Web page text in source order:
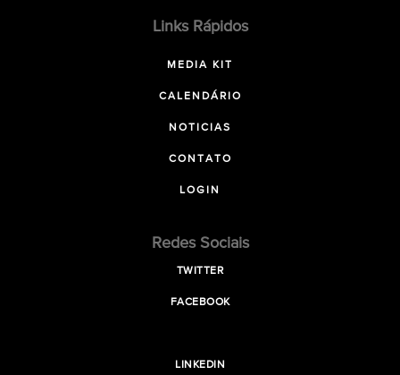
Links Rápidos
MEDIA KIT
CALENDÁRIO
NOTICIAS
CONTATO
LOGIN
Redes Sociais
TWITTER
FACEBOOK
LINKEDIN